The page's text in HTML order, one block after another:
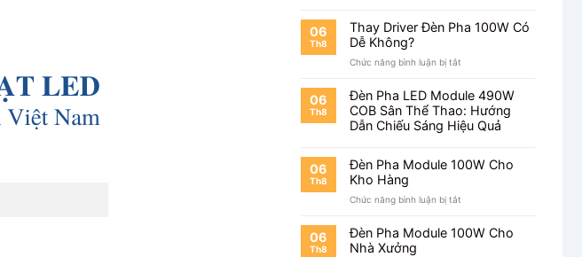
Pickleball
06
Th8
Thay Driver Đèn Pha 100W Có
Dễ Không?
Chức năng bình luận bị tắt
Driver
Đèn
Pha
100W
Dễ
06
Th8
Đèn Pha LED Module 490W
COB Sân Thể Thao: Hướng
Dẫn Chiếu Sáng Hiệu Quả
06
Th8
Đèn Pha Module 100W Cho
Kho Hàng
Chức năng bình luận bị tắt
Pha
Module
06
Th8
Đèn Pha Module 100W Cho
Nhà Xưởng